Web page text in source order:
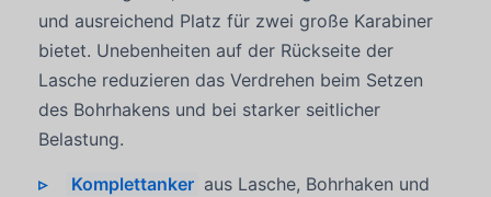
und ausreichend Platz für zwei große Karabiner
bietet. Unebenheiten auf der Rückseite der
Lasche reduzieren das Verdrehen beim Setzen
des Bohrhakens und bei starker seitlicher
Belastung.
Komplettanker aus Lasche, Bohrhaken und